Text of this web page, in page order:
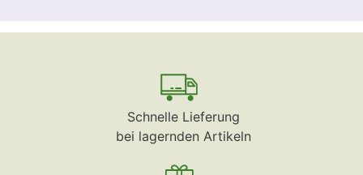
Schnelle Lieferung
bei lagernden Artikeln